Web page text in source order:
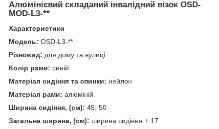
Алюмінієвий складаний інвалідний візок OSD-
MOD-L3-**
Характеристики
Модель: OSD-L3-**
Різновид: для дому та вулиці
Колір рами: синій
Матеріал сидіння та спинки: нейлон
Матеріал рами: алюміній
Ширина сидіння, (см): 45; 50
Загальна ширина, (см): ширина сидіння + 17